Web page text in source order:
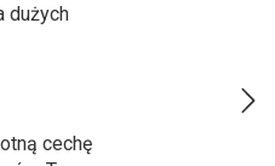
dużych
cechę